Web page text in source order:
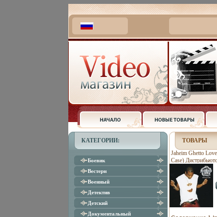
КАТЕГОРИИ:
Боевик
Вестерн
Военный
Детектив
Детский
Документальный
ТОВАРЫ
Jaheim Ghetto
Case)
Торговая Фирма
Лицензионные
аудионосителей
издание инфо